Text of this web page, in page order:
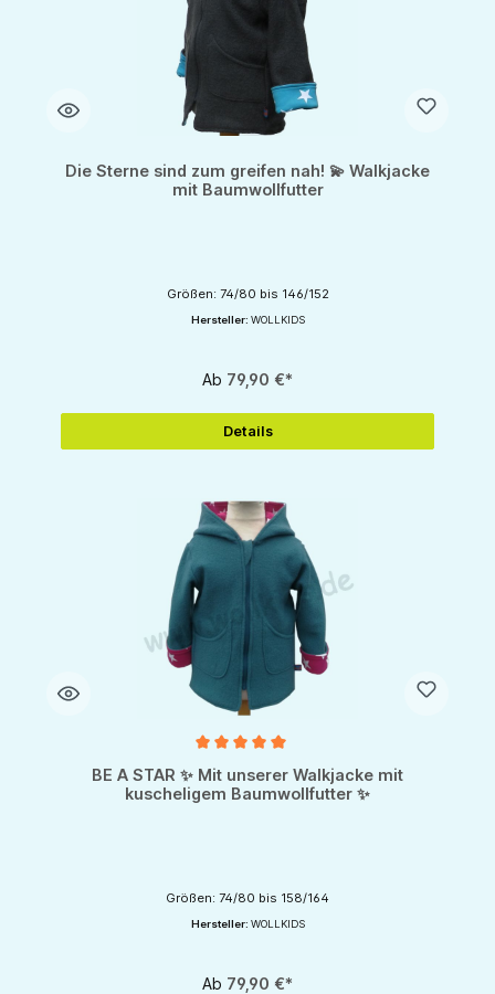
Die Sterne sind zum greifen nah! 💫 Walkjacke
mit Baumwollfutter
Größen: 74/80 bis 146/152
Hersteller: WOLLKIDS
Ab 79,90 €*
Details
Durchschnittliche Bewertung von 5 von 5 Sternen
BE A STAR ✨ Mit unserer Walkjacke mit
kuscheligem Baumwollfutter ✨
Größen: 74/80 bis 158/164
Hersteller: WOLLKIDS
Ab 79,90 €*